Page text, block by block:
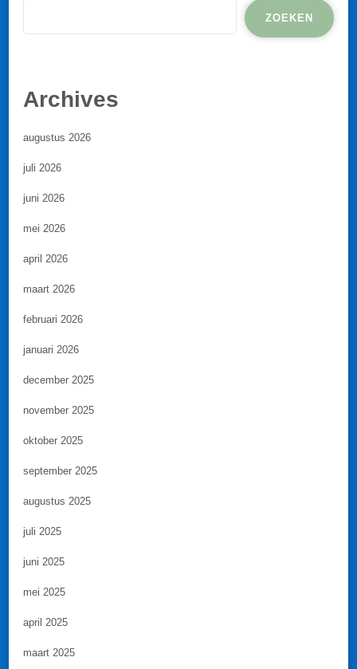
ZOEKEN
Archives
augustus 2026
juli 2026
juni 2026
mei 2026
april 2026
maart 2026
februari 2026
januari 2026
december 2025
november 2025
oktober 2025
september 2025
augustus 2025
juli 2025
juni 2025
mei 2025
april 2025
maart 2025